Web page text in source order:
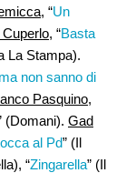
, “Un
, “Basta
La Stampa).
non sanno di
Pasquino,
(Domani). Gad
al Pd” (Il
“Zingarella” (Il